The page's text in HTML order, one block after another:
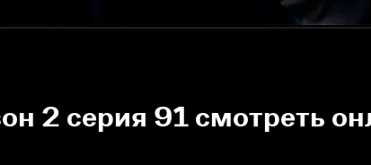
2 серия 91 смотреть